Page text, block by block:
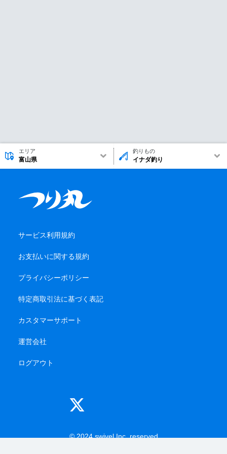
エリア
富山県
釣りもの
イナダ釣り
サービス利用規約
お支払いに関する規約
プライバシーポリシー
特定商取引法に基づく表記
カスタマーサポート
運営会社
ログアウト
© 2024 swivel Inc. reserved